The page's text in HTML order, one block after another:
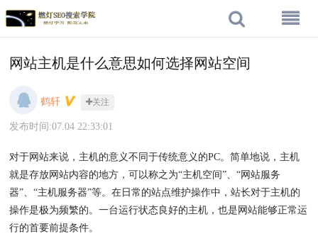
网站主机是什么意思如何选择网站空间
鹤轩 关注
发布时间:07.04 22:33:01
对于网站来说，主机的意义不同于传统意义的PC。简单地说，主机
就是存放网站内容的地方，可以称之为“主机空间”、“网站服务
器”、“主机服务器”等。在日常的站点维护操作中，站长对于主机的
操作是极为频繁的。一台运行状态良好的主机，也是网站能够正常运
行的首要前提条件。